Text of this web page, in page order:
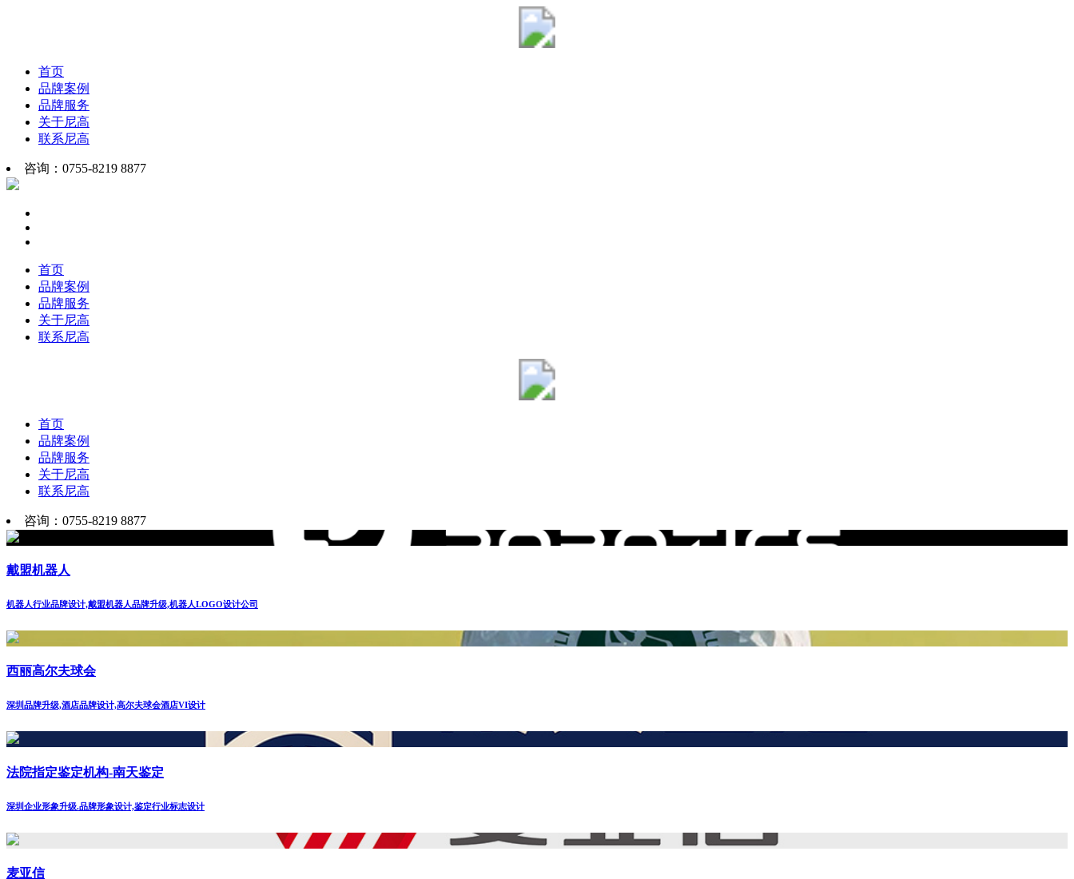
首页
品牌案例
品牌服务
关于尼高
联系尼高
咨询：0755-8219 8877
首页
品牌案例
品牌服务
关于尼高
联系尼高
首页
品牌案例
品牌服务
关于尼高
联系尼高
咨询：0755-8219 8877
戴盟机器人
机器人行业品牌设计,戴盟机器人品牌升级,机器人LOGO设计公司
西丽高尔夫球会
深圳品牌升级,酒店品牌设计,高尔夫球会酒店VI设计
法院指定鉴定机构-南天鉴定
深圳企业形象升级.品牌形象设计,鉴定行业标志设计
麦亚信